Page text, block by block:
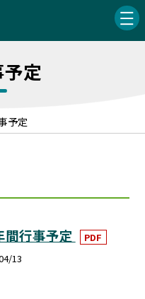
定
予定
間行事予定
PDF
13